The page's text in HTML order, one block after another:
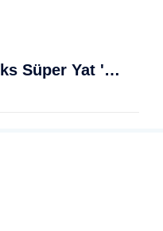
Muğla Bodrum'da Lüks Süper Yat 'Golden Odyssey' Demirledi